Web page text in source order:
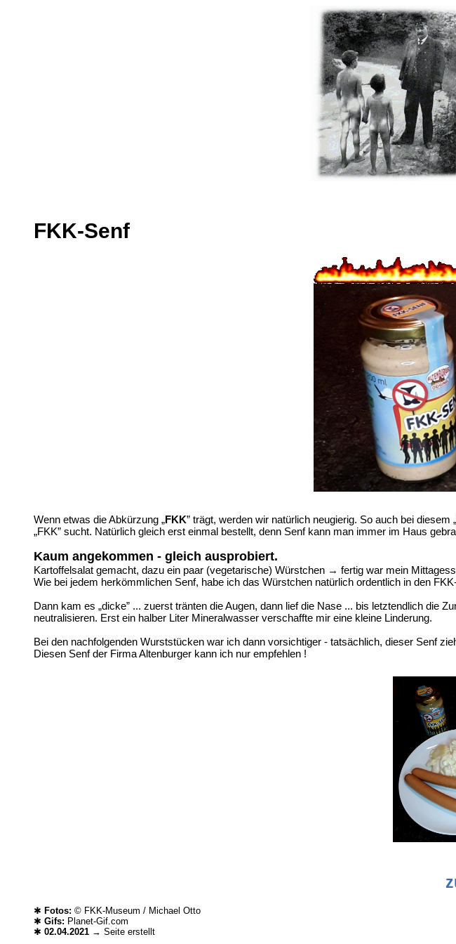
FKK-Senf
Wenn etwas die Abkürzung „FKK” trägt, werden wir natürlich neugierig. So auch bei diesem „
„FKK” sucht. Natürlich gleich erst einmal bestellt, denn Senf kann man immer im Haus
Kaum angekommen - gleich ausprobiert.
Kartoffelsalat gemacht, dazu ein paar (vegetarische) Würstchen → fertig war mein
Wie bei jedem herkömmlichen Senf, habe ich das Würstchen natürlich ordentlich in den
Dann kam es „dicke” ... zuerst tränten die Augen, dann lief die Nase ... bis letztendlich die
neutralisieren. Erst ein halber Liter Mineralwasser verschaffte mir eine kleine Linderung.
Bei den nachfolgenden Wurststücken war ich dann vorsichtiger - tatsächlich, dieser Senf
Diesen Senf der Firma Altenburger kann ich nur empfehlen !
✱ Fotos: © FKK-Museum / Michael Otto
✱ Gifs: Planet-Gif.com
✱ 02.04.2021 → Seite erstellt